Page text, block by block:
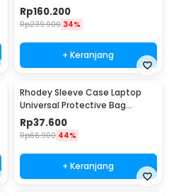
A2338 13 Inch - PW42
Rp160.200
Rp239.900 34%
+ Keranjang
Rhodey Sleeve Case Laptop
Universal Protective Bag
Neoprene with Pouch 14 Inch -
AK03
Rp37.600
Rp66.900 44%
+ Keranjang